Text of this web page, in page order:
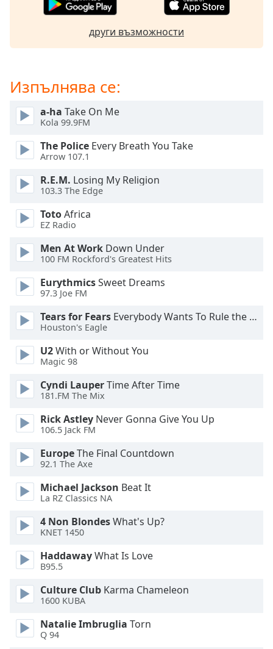
cancel
and
close
Text
Color
Opacity
Text
Background
Color
Opacity
Caption
Area
Color
Opacity
Font
Size
Text
Edge
Style
Font
Reset
Done
други възможности
Изпълнява се:
a-ha Take On Me
Kola 99.9FM
The Police Every Breath You Take
Arrow 107.1
R.E.M. Losing My Religion
103.3 The Edge
TotoAfrica
EZ Radio
Men At Work Down Under
100 FM Rockford's Greatest Hits
EurythmicsSweet Dreams
97.3 Joe FM
Tears for Fears Everybody Wants To Rule the World
Houston's Eagle
U2With or Without You
Magic 98
Cyndi LauperTime After Time
181.FM The Mix
Rick Astley Never Gonna Give You Up
106.5 Jack FM
EuropeThe Final Countdown
92.1 The Axe
Michael Jackson Beat It
La RZ Classics NA
4 Non BlondesWhat's Up?
KNET 1450
HaddawayWhat Is Love
B95.5
Culture Club Karma Chameleon
1600 KUBA
Natalie Imbruglia Torn
Q 94